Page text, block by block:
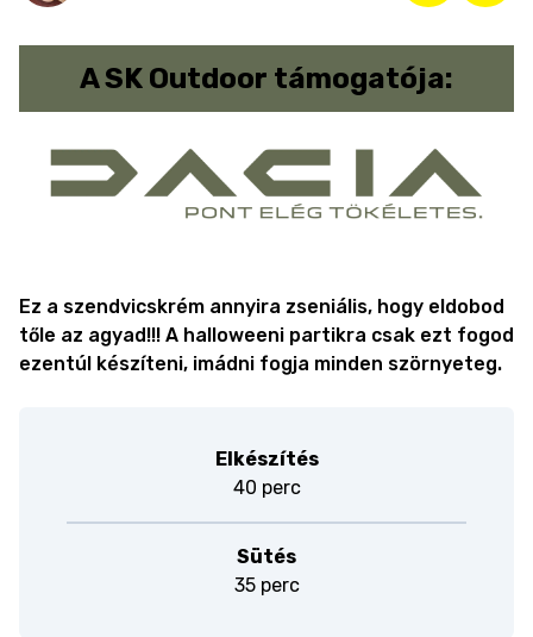
ASK Outdoor támogatója:
Ez a szendvicskrém annyira zseniális, hogy eldobod
tőle az agyad!!! A halloweeni partikra csak ezt fogod
ezentúl készíteni, imádni fogja minden szörnyeteg.
Elkészítés
40 perc
Sütés
35 perc